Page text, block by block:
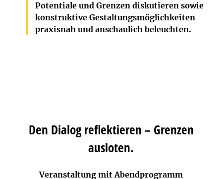
Potentiale und Grenzen diskutieren sowie
konstruktive Gestaltungsmöglichkeiten
praxisnah und anschaulich beleuchten.
Den Dialog reflektieren – Grenzen
ausloten.
Veranstaltung mit Abendprogramm